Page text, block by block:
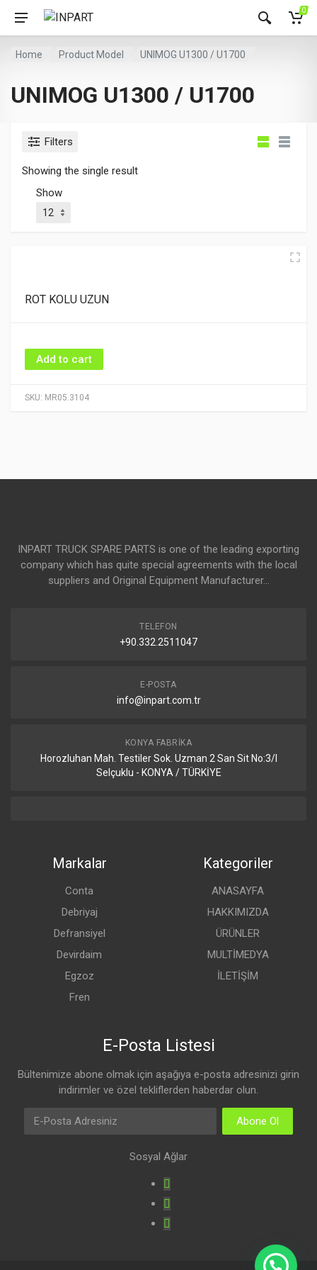
0
Home Product Model UNIMOG U1300 / U1700
UNIMOG U1300 / U1700
Filters
Showing the single result
Show
SKU: MR05.3104
ROT KOLU UZUN
Add to cart
INPART TRUCK SPARE PARTS is one of the leading exporting
company which has quite special agreements with the local
suppliers and Original Equipment Manufacturer...
TELEFON
+90.332.2511047
E-POSTA
info@inpart.com.tr
KONYA FABRIKA
Horozluhan Mah. Testiler Sok. Uzman 2 San Sit No:3/I
Selçuklu - KONYA / TÜRKİYE
Markalar
Conta
Debriyaj
Defransiyel
Devirdaim
Egzoz
Fren
Kategoriler
ANASAYFA
HAKKIMIZDA
ÜRÜNLER
MULTİMEDYA
İLETİŞİM
E-Posta Listesi
Bültenimize abone olmak için aşağıya e-posta adresinizi girin
indirimler ve özel tekliflerden haberdar olun.
Abone Ol
Sosyal Ağlar
Facebook
Youtube
Instagram